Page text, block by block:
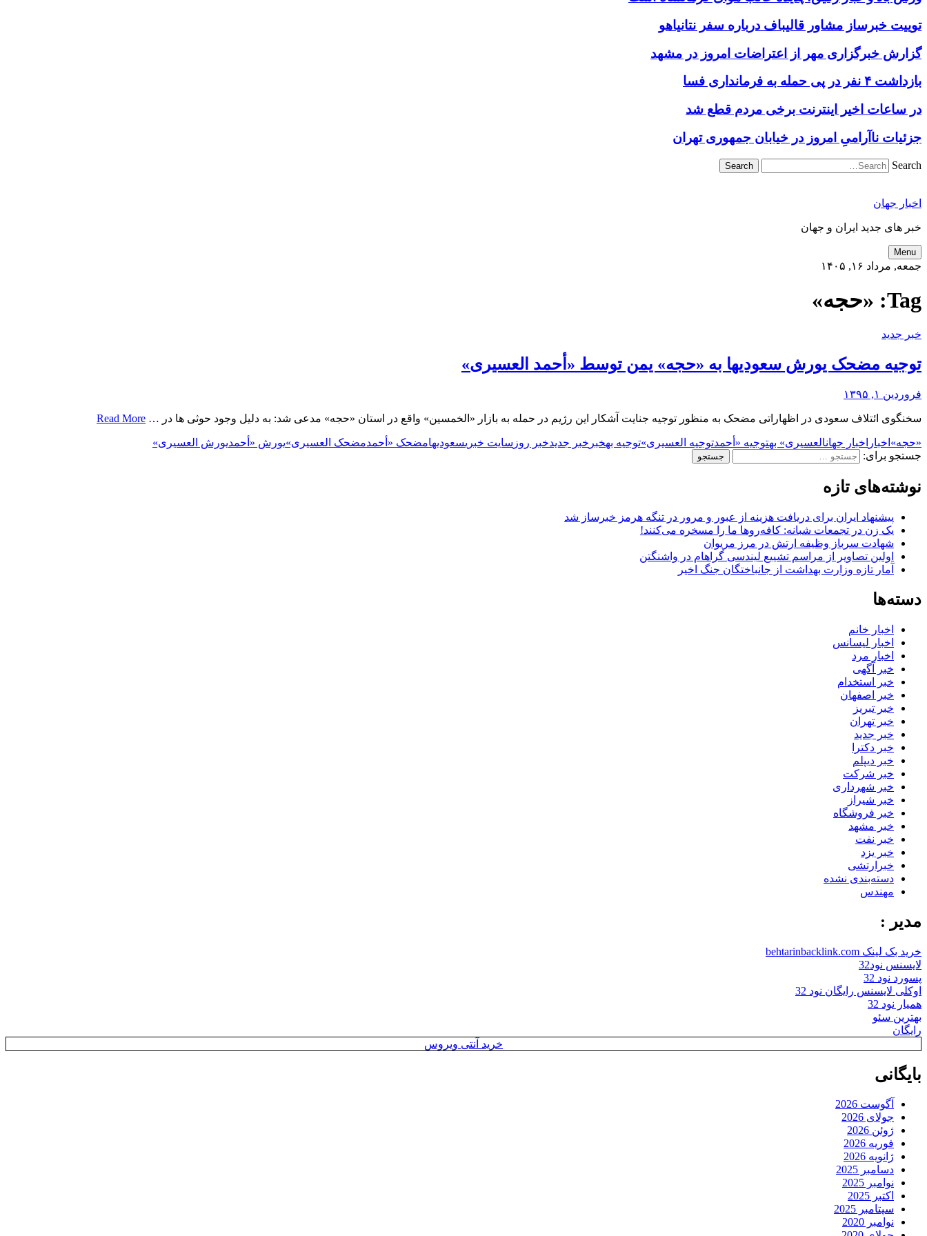
توییت خبرساز مشاور قالیباف درباره سفر نتانیاهو
گزارش خبرگزاری مهر از اعتراضات امروز در مشهد
بازداشت ۴ نفر در پی حمله به فرمانداری فسا
در ساعات اخیر اینترنت برخی مردم قطع شد
جزئیات ناآرامیِ امروز در خیابان جمهوری تهران
Search
اخبار جهان
خبر های جدید ایران و جهان
Menu
جمعه, مرداد ۱۶, ۱۴۰۵
Tag: «حجه»
خبر جدید
توجیه مضحک یورش سعودیها به «حجه» یمن توسط «أحمد العسیری»
فروردین ۱, ۱۳۹۵
سخنگوی ائتلاف سعودی در اظهاراتی مضحک به منظور توجیه جنایت آشکار این رژیم در حمله به بازار «الخمسین» واقع در استان «حجه» مدعی شد: به دلیل وجود حوثی ها در … Read More
«حجه» اخبار اخبار جهانالعسیری» بهتوجیه «أحمدتوجیه العسیری»توجیه بهخبر خبر جدیدخبر روز سایت خبریسعودیهامضحک «أحمدمضحک العسیری»یورش «أحمدیورش العسیری»
جستجو برای:
نوشته‌های تازه
پیشنهاد ایران برای دریافت هزینه از عبور و مرور در تنگه هرمز خبرساز شد
یک زن در تجمعات شبانه: کافه‌روها ما را مسخره می‌کنند!
شهادت سرباز وظیفه ارتش در مرز مریوان
اولین تصاویر از مراسم تشییع لیندسی گراهام در واشنگتن
آمار تازه وزارت بهداشت از جانباختگان جنگ اخیر
دسته‌ها
اخبار خانم
اخبار لیسانس
اخبار مرد
خبر آگهی
خبر استخدام
خبر اصفهان
خبر تبریز
خبر تهران
خبر جدید
خبر دکترا
خبر دیپلم
خبر شرکت
خبر شهرداری
خبر شیراز
خبر فروشگاه
خبر مشهد
خبر نفت
خبر یزد
خبرارتشی
دسته‌بندی نشده
مهندس
مدیر :
خرید بک لینک behtarinbacklink.com
لایسنس نود32
پسورد نود 32
اوکلی لایسنس رایگان نود 32
همیار نود 32
بهترین سئو
رایگان
خرید آنتی ویروس
بایگانی
آگوست 2026
جولای 2026
ژوئن 2026
فوریه 2026
ژانویه 2026
دسامبر 2025
نوامبر 2025
اکتبر 2025
سپتامبر 2025
نوامبر 2020